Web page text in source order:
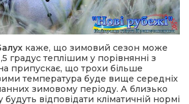
каже, що зимовий сезон може
градус теплішим у порівнянні з
припускає, що трохи більше
температура буде вище середніх
зимовому періоду. А близько
відповідати кліматичній нормі